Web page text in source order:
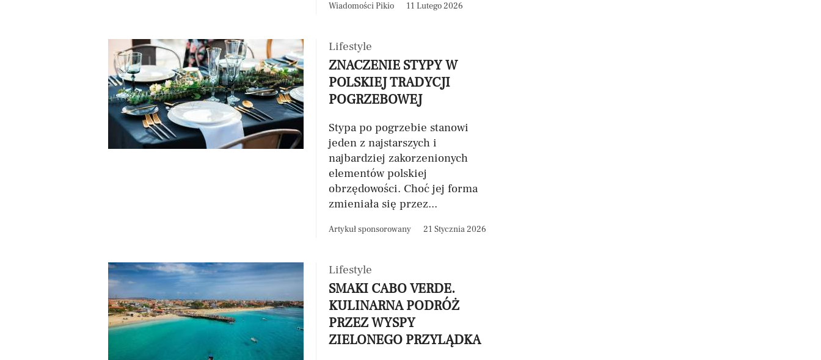
Wiadomości Pikio 11 Lutego 2026
Lifestyle
ZNACZENIE STYPY W
POLSKIEJ TRADYCJI
POGRZEBOWEJ
Stypa po pogrzebie stanowi
jeden z najstarszych i
najbardziej zakorzenionych
elementów polskiej
obrzędowości. Choć jej forma
zmieniała się przez...
Artykuł sponsorowany 21 Stycznia 2026
Lifestyle
SMAKI CABO VERDE.
KULINARNA PODRÓŻ
PRZEZ WYSPY
ZIELONEGO PRZYLĄDKA